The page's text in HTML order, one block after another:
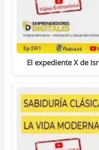
El expediente X de